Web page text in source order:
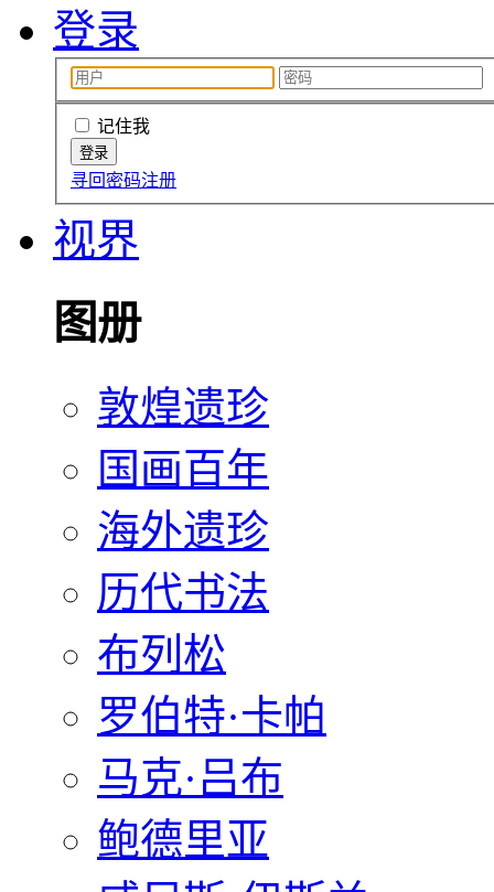
登录
记住我
寻回密码注册
视界
图册
敦煌遗珍
国画百年
海外遗珍
历代书法
布列松
罗伯特·卡帕
马克·吕布
鲍德里亚